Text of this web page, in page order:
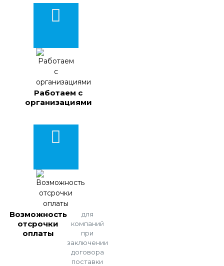
Работаем с
организациями
Возможность
отсрочки
оплаты
для
компаний
при
заключении
договора
поставки